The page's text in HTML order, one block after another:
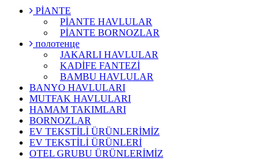
PİANTE
PİANTE HAVLULAR
PİANTE BORNOZLAR
полотенце
JAKARLI HAVLULAR
KADİFE FANTEZİ
BAMBU HAVLULAR
BANYO HAVLULARI
MUTFAK HAVLULARI
HAMAM TAKIMLARI
BORNOZLAR
EV TEKSTİLİ ÜRÜNLERİMİZ
EV TEKSTİLİ ÜRÜNLERİ
OTEL GRUBU ÜRÜNLERİMİZ